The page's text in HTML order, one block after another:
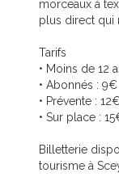
morceaux à
plus direct qui
Tarifs
• Moins de 12
• Abonnés : 9€
• Prévente :
• Sur place :
Billetterie
tourisme à